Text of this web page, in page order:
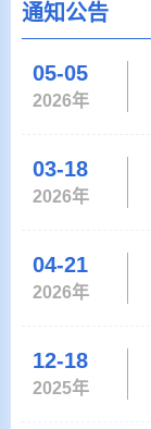
通知公告
05-05
2026年
03-18
2026年
04-21
2026年
12-18
2025年